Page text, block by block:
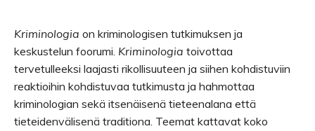
Kriminologia on kriminologisen tutkimuksen ja
keskustelun foorumi. Kriminologia toivottaa
tervetulleeksi laajasti rikollisuuteen ja siihen kohdistuviin
reaktioihin kohdistuvaa tutkimusta ja hahmottaa
kriminologian sekä itsenäisenä tieteenalana että
tieteidenvälisenä traditiona. Teemat kattavat koko